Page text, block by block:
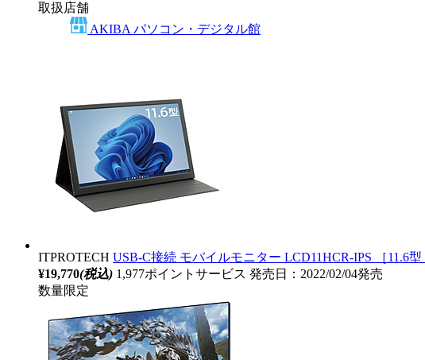
取扱店舗
AKIBA パソコン・デジタル館
ITPROTECH USB-C接続 モバイルモニター LCD11HCR-IPS ［11.6型
¥19,770(税込) 1,977ポイントサービス 発売日：2022/02/04発売
数量限定